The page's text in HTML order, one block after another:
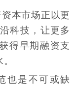
本市场正以更
科技，让更多
得早期融资支
也是不可或缺